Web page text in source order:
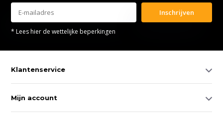
Inschrijven
* Lees hier de wettelijke beperkingen
Klantenservice
Mijn account